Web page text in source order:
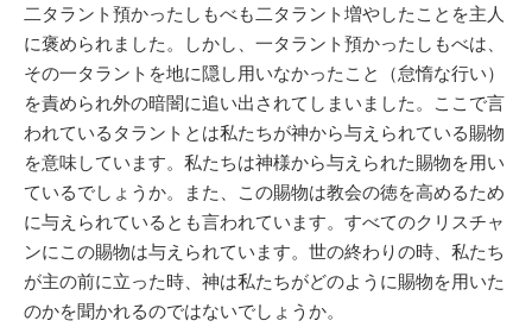
二タラント預かったしもべも二タラント増やしたことを主人
に褒められました。しかし、一タラント預かったしもべは、
その一タラントを地に隠し用いなかったこと（怠惰な行い）
を責められ外の暗闇に追い出されてしまいました。ここで言
われているタラントとは私たちが神から与えられている賜物
を意味しています。私たちは神様から与えられた賜物を用い
ているでしょうか。また、この賜物は教会の徳を高めるため
に与えられているとも言われています。すべてのクリスチャ
ンにこの賜物は与えられています。世の終わりの時、私たち
が主の前に立った時、神は私たちがどのように賜物を用いた
のかを聞かれるのではないでしょうか。